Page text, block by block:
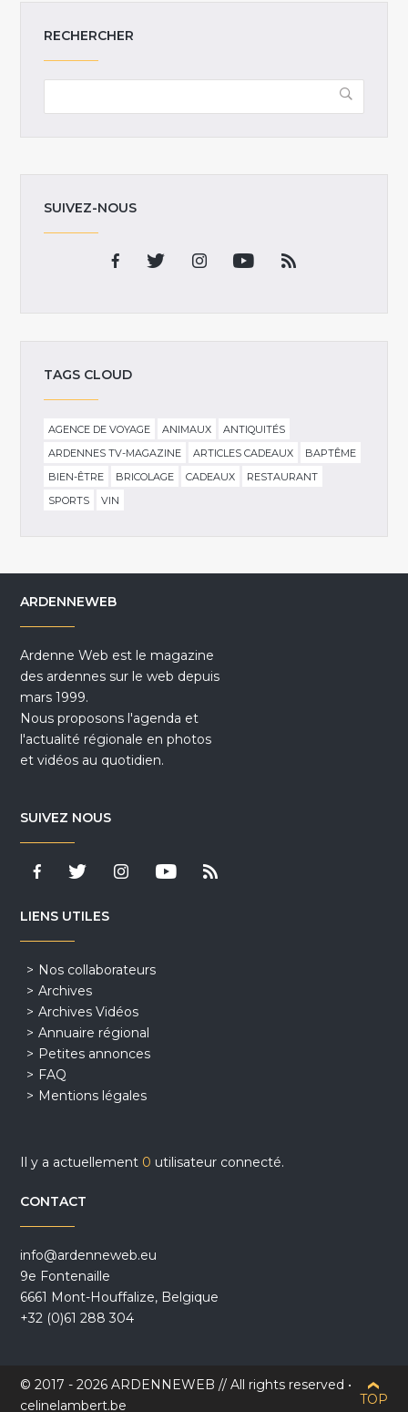
RECHERCHER
SUIVEZ-NOUS
TAGS CLOUD
AGENCE DE VOYAGE ANIMAUX
ANTIQUITÉS
ARDENNES TV-MAGAZINE
ARTICLES CADEAUX
BAPTÊME
BIEN-ÊTRE
BRICOLAGE CADEAUX
RESTAURANT
SPORTS
VIN
ARDENNEWEB
Ardenne Web est le magazine
des ardennes sur le web depuis
mars 1999.
Nous proposons l'agenda et
l'actualité régionale en photos
et vidéos au quotidien.
SUIVEZ NOUS
LIENS UTILES
Nos collaborateurs
Archives
Archives Vidéos
Annuaire régional
Petites annonces
FAQ
Mentions légales
Il y a actuellement 0 utilisateur connecté.
CONTACT
info@ardenneweb.eu
9e Fontenaille
6661 Mont-Houffalize, Belgique
+32 (0)61 288 304
© 2017 - 2026 ARDENNEWEB // All rights reserved •
celinelambert.be
TOP